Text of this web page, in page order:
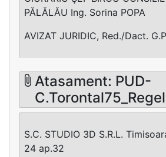
PĂLĂLĂU Ing. Sorina POPA
AVIZAT JURIDIC, Red./Dact.
Atasament: PUD-
S.C. STUDIO 3D S.R.L.
24 ap.32